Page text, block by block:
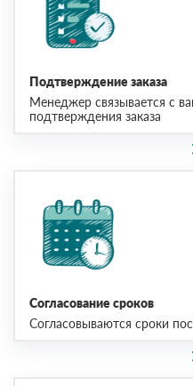
Подтверждение заказа
Менеджер связывается с
подтверждения заказа
Согласование сроков
Согласовываются сроки